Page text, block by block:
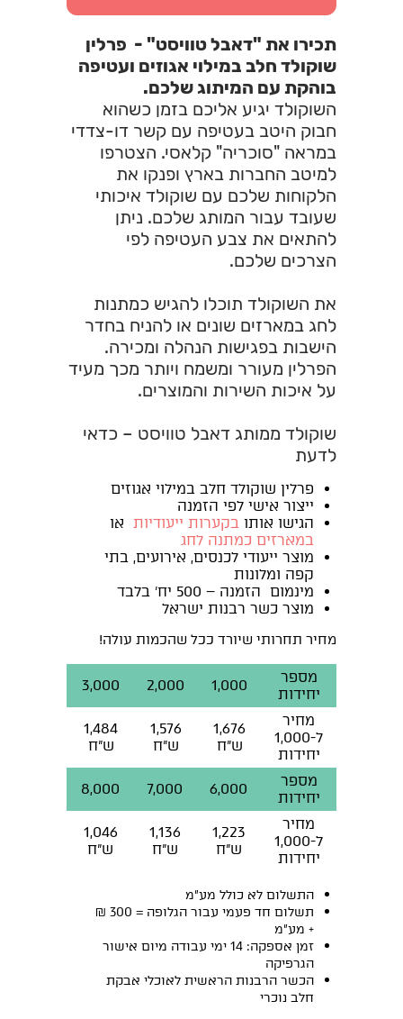
תכירו את "דאבל טוויסט" - פרלין
שוקולד חלב במילוי אגוזים ועטיפה
בוהקת עם המיתוג שלכם.
השוקולד יגיע אליכם בזמן כשהוא
חבוק היטב בעטיפה עם קשר דו-צדדי
במראה "סוכריה" קלאסי. הצטרפו
למיטב החברות בארץ ופנקו את
הלקוחות שלכם עם שוקולד איכותי
שעובד עבור המותג שלכם. ניתן
להתאים את צבע העטיפה לפי
הצרכים שלכם.
את השוקולד תוכלו להגיש כמתנות
לחג במארזים שונים או להניח בחדר
הישבות בפגישות הנהלה ומכירה.
הפרלין מעורר ומשמח ויותר מכך מעיד
על איכות השירות והמוצרים.
שוקולד ממותג דאבל טוויסט – כדאי
לדעת
פרלין שוקולד חלב במילוי אגוזים
ייצור אישי לפי הזמנה
הגישו אותו בקערות ייעודיות או
במארזים כמתנה לחג
מוצר ייעודי לכנסים, אירועים, בתי
קפה ומלונות
מינמום הזמנה – 500 יח' בלבד
מוצר כשר רבנות ישראל
מחיר תחרותי שיורד ככל שהכמות עולה!
מספר
יחידות
1,000
2,000
3,000
מחיר
ל-1,000
יחידות
1,676
ש"ח
1,576
ש"ח
1,484
ש"ח
מספר
יחידות
6,000
7,000
8,000
מחיר
ל-1,000
יחידות
1,223
ש"ח
1,136
ש"ח
1,046
ש"ח
התשלום לא כולל מע"מ
תשלום חד פעמי עבור הגלופה = 300 ₪
+ מע"מ
זמן אספקה: 14 ימי עבודה מיום אישור
הגרפיקה
הכשר הרבנות הראשית לאוכלי אבקת
חלב נוכרי